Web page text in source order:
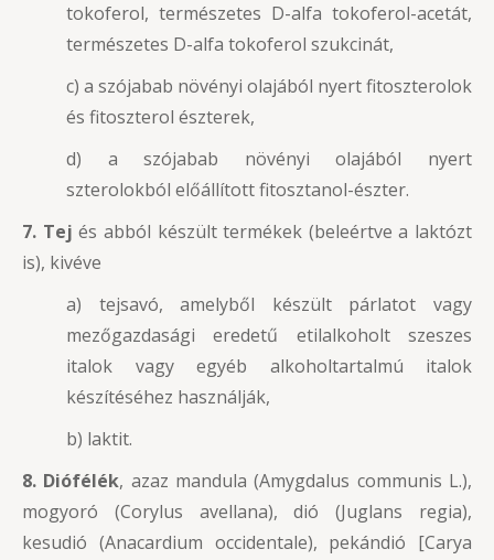
tokoferol, természetes D-alfa tokoferol-acetát,
természetes D-alfa tokoferol szukcinát,
c) a szójabab növényi olajából nyert fitoszterolok
és fitoszterol észterek,
d) a szójabab növényi olajából nyert
szterolokból előállított fitosztanol-észter.
7. Tej és abból készült termékek (beleértve a laktózt
is), kivéve
a) tejsavó, amelyből készült párlatot vagy
mezőgazdasági eredetű etilalkoholt szeszes
italok vagy egyéb alkoholtartalmú italok
készítéséhez használják,
b) laktit.
8. Diófélék, azaz mandula (Amygdalus communis L.),
mogyoró (Corylus avellana), dió (Juglans regia),
kesudió (Anacardium occidentale), pekándió [Carya